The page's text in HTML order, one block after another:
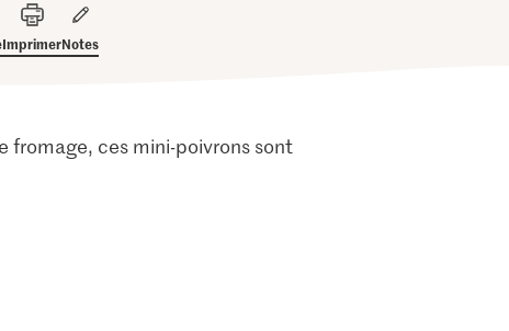
ImprimerNotes
fromage, ces mini-poivrons sont